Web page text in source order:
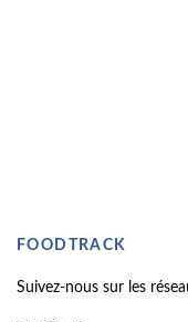
FOODTRACK
Suivez-nous sur les